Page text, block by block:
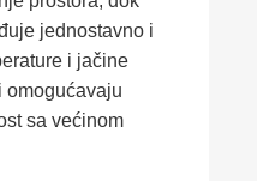
jednostavno i
i jačine
omogućavaju
sa većinom